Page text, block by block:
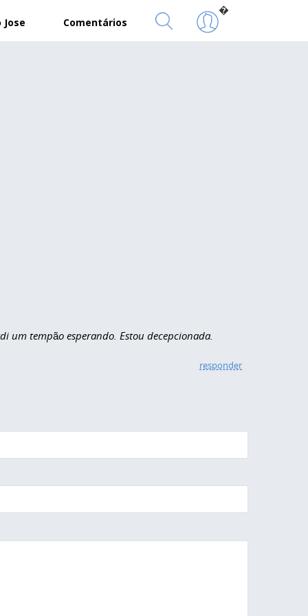
Comentários
�
um tempão esperando. Estou decepcionada.
responder